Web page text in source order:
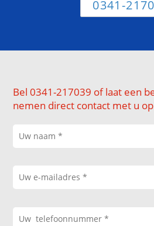
0341-
Bel 0341-217039 of laat een
nemen direct contact met u